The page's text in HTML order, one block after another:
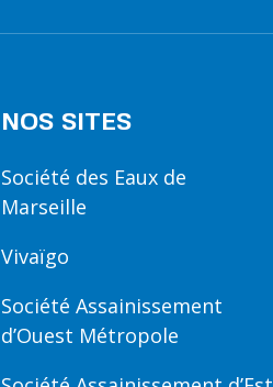
NOS SITES
Société des Eaux de
Marseille
Vivaïgo
Société Assainissement
d’Ouest Métropole